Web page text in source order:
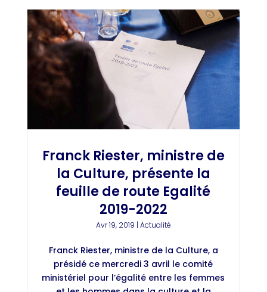
Franck Riester, ministre de
la Culture, présente la
feuille de route Egalité
2019-2022
Avr 19, 2019 | Actualité
Franck Riester, ministre de la Culture, a
présidé ce mercredi 3 avril le comité
ministériel pour l’égalité entre les femmes